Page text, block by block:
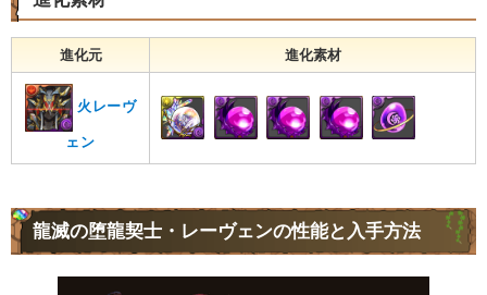
進化元 進化素材
火レーヴ
ェン
龍滅の堕龍契士・レーヴェンの性能と入手方法